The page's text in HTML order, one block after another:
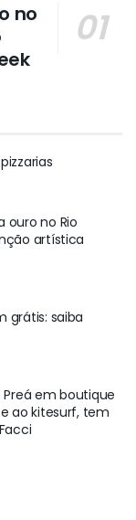
no
ouro no Rio
artística
grátis: saiba
em boutique
ao kitesurf, tem